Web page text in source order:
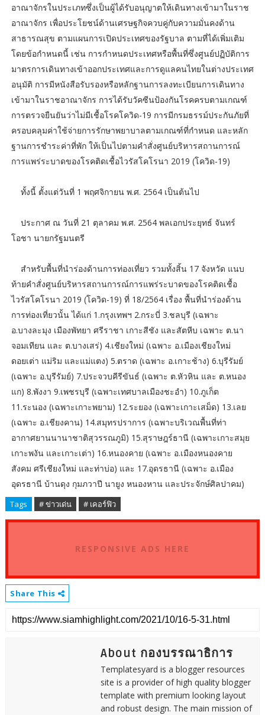
อาณาจักรในประเภทซึ่งเป็นผู้ได้รับอนุญาตให้เดินทางเข้ามาในราช
อาณาจักร เพื่อประโยชน์ด้านเศรษฐกิจควบคู่กับความมั่นคงด้าน
สาธารณสุข ตามแผนการเปิดประเทศของรัฐบาล ตามที่ได้เพิ่มเติม
โดยข้อกำหนดนี้ เช่น การกำหนดประเทศหรือพื้นที่ซึ่งศูนย์ปฏิบัติการ
มาตรการเดินทางเข้าออกประเทศและการดูแลคนไทยในต่างประเทศ
อนุมัติ การมีหนังสือรับรองหรือหลักฐานการลงทะเบียนการเดินทาง
เข้ามาในราชอาณาจักร การได้รับวัคซีนป้องกันโรคครบตามเกณฑ์
การตรวจยืนยันว่าไม่มีเชื้อโรคโควิด-19 การมีกรมธรรม์ประกันภัยที่
ครอบคลุมค่าใช้จ่ายการรักษาพยาบาลตามเกณฑ์ที่กำหนด และหลัก
ฐานการชำระค่าที่พัก ให้เป็นไปตามคำสั่งศูนย์บริหารสถานการณ์
การแพร่ระบาดของโรคติดเชื้อไวรัสโคโรนา 2019 (โควิด-19)
ทั้งนี้ ตั้งแต่วันที่ 1 พฤศจิกายน พ.ศ. 2564 เป็นต้นไป
ประกาศ ณ วันที่ 21 ตุลาคม พ.ศ. 2564 พลเอกประยุทธ์ จันทร์
โอชา นายกรัฐมนตรี
สำหรับพื้นที่นำร่องด้านการท่องเที่ยว รวมทั้งสิ้น 17 จังหวัด แนบ
ท้ายคำสั่งศูนย์บริหารสถานการณ์การแพร่ระบาดของโรคติดเชื้อ
ไวรัสโคโรนา 2019 (โควิด-19) ที่ 18/2564 เรื่อง พื้นที่นำร่องด้าน
การท่องเที่ยวนั้น ได้แก่ 1.กรุงเทพฯ 2.กระบี่ 3.ชลบุรี (เฉพาะ
อ.บางละมุง เมืองพัทยา ศรีราชา เกาะสีชัง และสัตหีบ เฉพาะ ต.นา
จอมเทียน และ ต.บางเสร่) 4.เชียงใหม่ (เฉพาะ อ.เมืองเชียงใหม่
ดอยเต่า แม่ริม และแม่แตง) 5.ตราด (เฉพาะ อ.เกาะช้าง) 6.บุรีรัมย์
(เฉพาะ อ.บุรีรัมย์) 7.ประจวบคีรีขันธ์ (เฉพาะ ต.หัวหิน และ ต.หนอง
แก) 8.พังงา 9.เพชรบุรี (เฉพาะเทศบาลเมืองชะอำ) 10.ภูเก็ต
11.ระนอง (เฉพาะเกาะพยาม) 12.ระยอง (เฉพาะเกาะเสม็ด) 13.เลย
(เฉพาะ อ.เชียงคาน) 14.สมุทรปราการ (เฉพาะบริเวณพื้นที่ท่า
อากาศยานนานาชาติสุวรรณภูมิ) 15.สุราษฎร์ธานี (เฉพาะเกาะสมุย
เกาะพงัน และเกาะเต่า) 16.หนองคาย (เฉพาะ อ.เมืองหนองคาย
สังคม ศรีเชียงใหม่ และท่าบ่อ) และ 17.อุดรธานี (เฉพาะ อ.เมือง
อุดรธานี บ้านดุง กุมภวาปี นายูง หนองหาน และประจักษ์ศิลปาคม)
Tags # ข่าวเด่น # เคอร์ฟิว
RESPONSIVE ADS HERE
Share This
About กองบรรณาธิการ
Templatesyard is a blogger resources
site is a provider of high quality blogger
template with premium looking layout
and robust design. The main mission of